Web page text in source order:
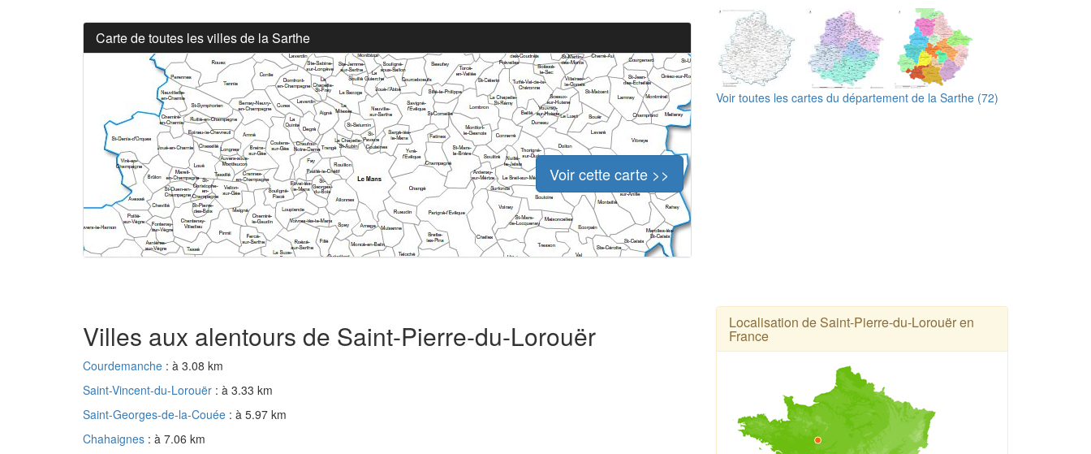
Carte de toutes les villes de la Sarthe
Voir cette carte >>
Voir toutes les cartes du département de la Sarthe (72)
Villes aux alentours de Saint-Pierre-du-Lorouër
Courdemanche : à 3.08 km
Saint-Vincent-du-Lorouër : à 3.33 km
Saint-Georges-de-la-Couée : à 5.97 km
Chahaignes : à 7.06 km
Localisation de Saint-Pierre-du-Lorouër en
France